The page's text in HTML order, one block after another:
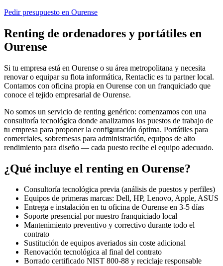
Pedir presupuesto en Ourense
Renting de ordenadores y portátiles en
Ourense
Si tu empresa está en Ourense o su área metropolitana y necesita
renovar o equipar su flota informática, Rentaclic es tu partner local.
Contamos con oficina propia en Ourense con un franquiciado que
conoce el tejido empresarial de Ourense.
No somos un servicio de renting genérico: comenzamos con una
consultoría tecnológica donde analizamos los puestos de trabajo de
tu empresa para proponer la configuración óptima. Portátiles para
comerciales, sobremesas para administración, equipos de alto
rendimiento para diseño — cada puesto recibe el equipo adecuado.
¿Qué incluye el renting en Ourense?
Consultoría tecnológica previa (análisis de puestos y perfiles)
Equipos de primeras marcas: Dell, HP, Lenovo, Apple, ASUS
Entrega e instalación en tu oficina de Ourense en 3-5 días
Soporte presencial por nuestro franquiciado local
Mantenimiento preventivo y correctivo durante todo el
contrato
Sustitución de equipos averiados sin coste adicional
Renovación tecnológica al final del contrato
Borrado certificado NIST 800-88 y reciclaje responsable